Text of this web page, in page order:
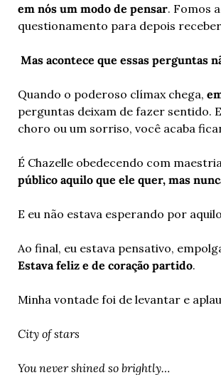
em nós um modo de pensar. Fomos
questionamento para depois
Mas acontece que essas perguntas
Quando o poderoso clímax chega,
perguntas deixam de fazer sentido.
choro ou um sorriso, você acaba
É Chazelle obedecendo com
público aquilo que ele quer, mas
E eu não estava esperando por
Estava feliz e de coração partido.
Minha vontade foi de levantar e
City of stars
You never shined so brightly…